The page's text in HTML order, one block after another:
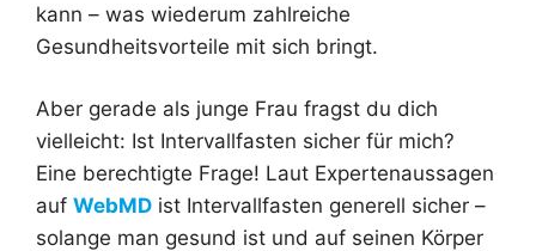
kann – was wiederum zahlreiche
Gesundheitsvorteile mit sich bringt.
Aber gerade als junge Frau fragst du dich
vielleicht: Ist Intervallfasten sicher für mich?
Eine berechtigte Frage! Laut Expertenaussagen
auf WebMD ist Intervallfasten generell sicher –
solange man gesund ist und auf seinen Körper